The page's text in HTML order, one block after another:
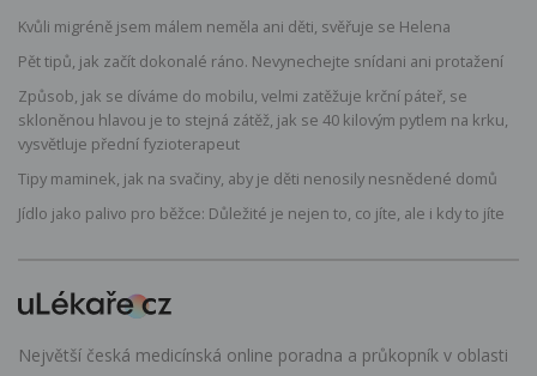
Kvůli migréně jsem málem neměla ani děti, svěřuje se Helena
Pět tipů, jak začít dokonalé ráno. Nevynechejte snídani ani protažení
Způsob, jak se díváme do mobilu, velmi zatěžuje krční páteř, se
skloněnou hlavou je to stejná zátěž, jak se 40 kilovým pytlem na krku,
vysvětluje přední fyzioterapeut
Tipy maminek, jak na svačiny, aby je děti nenosily nesnědené domů
Jídlo jako palivo pro běžce: Důležité je nejen to, co jíte, ale i kdy to jíte
Největší česká medicínská online poradna a průkopník v oblasti